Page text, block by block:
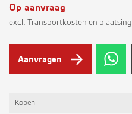
Op aanvraag
excl. Transportkosten en plaatsing
Aanvragen
Kopen